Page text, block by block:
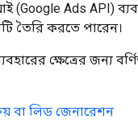
Ads API)
তৈরি করতে পারেন।
ক্ষেত্রের জন্য
বা লিড জেনারেশন